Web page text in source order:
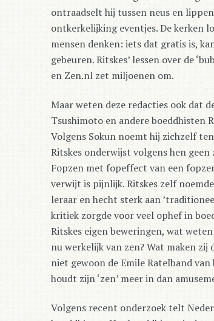
ontraadselt hij tussen neus en
ontkerkelijking eventjes. De kerken
mensen denken: iets dat gratis is,
gebeuren. Ritskes’ lessen over de
en Zen.nl zet miljoenen om.
Maar weten deze redacties ook dat
Tsushimoto en andere boeddhisten
Volgens Sokun noemt hij zichzelf
Ritskes onderwijst volgens hen
Fopzen met fopeffect van een
verwijt is pijnlijk. Ritskes zelf
leraar en hecht sterk aan
kritiek zorgde voor veel ophef in
Ritskes eigen beweringen, wat
nu werkelijk van zen? Wat maken zij
niet gewoon de Emile Ratelband
houdt zijn ‘zen’ meer in dan
Volgens recent onderzoek telt